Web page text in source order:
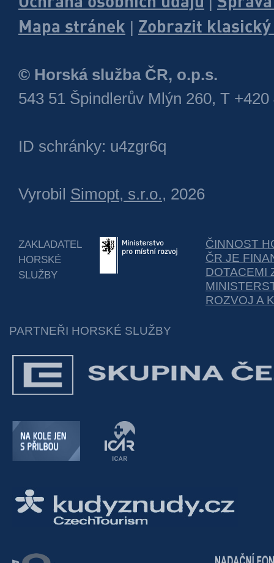
Mapa stránek
Zobrazit
© Horská služba ČR, o.p.s.
543 51 Špindlerův Mlýn 260, T +420
ID schránky: u4zgr6q
Vyrobil Simopt, s.r.o., 2026
ZAKLADATEL
HORSKÉ
SLUŽBY
ČINNOST
ČR JE
DOTACEMI
ROZVOJ A
PARTNEŘI HORSKÉ SLUŽBY